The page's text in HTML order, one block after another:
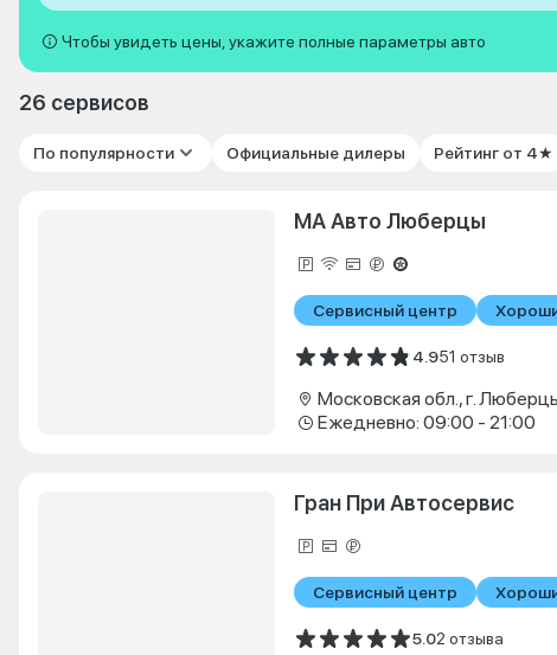
Чтобы увидеть цены, укажите полные параметры авто
26 сервисов
По популярности Официальные дилеры Рейтинг от 4★
МА Авто Люберцы
Сервисный центр
4.951 отзыв
Ежедневно: 09:00 - 21:00
Гран При Автосервис
Сервисный центр
5.02 отзыва